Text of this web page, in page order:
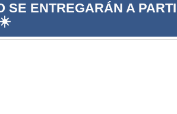
ENTREGARÁN A